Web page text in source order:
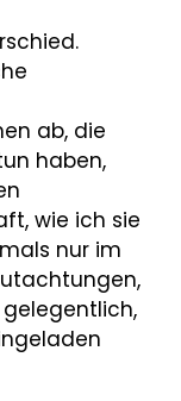
ab, die
haben,
wie ich sie
nur im